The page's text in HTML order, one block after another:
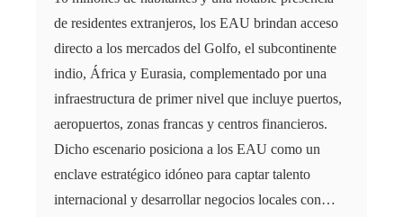
de residentes extranjeros, los EAU brindan acceso
directo a los mercados del Golfo, el subcontinente
indio, África y Eurasia, complementado por una
infraestructura de primer nivel que incluye puertos,
aeropuertos, zonas francas y centros financieros.
Dicho escenario posiciona a los EAU como un
enclave estratégico idóneo para captar talento
internacional y desarrollar negocios locales con…